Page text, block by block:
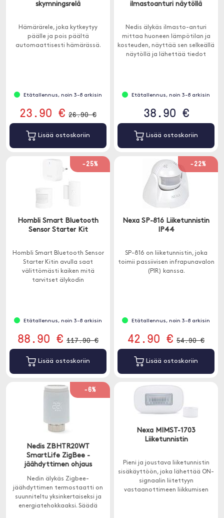
skymningsrelä
Hämärärele, joka kytkeytyy
päälle ja pois päältä
automaattisesti hämärässä.
Etätallennus, noin 3-8 arkisin
23.90 € 26.90 €
Lisää ostoskoriin
ilmastoanturi näytöllä
Nedis älykäs ilmasto-anturi
mittaa huoneen lämpötilan ja
kosteuden, näyttää sen selkeällä
näytöllä ja lähettää tiedot
Etätallennus, noin 3-8 arkisin
38.90 €
Lisää ostoskoriin
-25%
Hombli Smart Bluetooth
Sensor Starter Kit
Hombli Smart Bluetooth Sensor
Starter Kitin avulla saat
välittömästi kaiken mitä
tarvitset älykodin
Etätallennus, noin 3-8 arkisin
88.90 € 117.90 €
Lisää ostoskoriin
-22%
Nexa SP-816 Liiketunnistin
IP44
SP-816 on liiketunnistin, joka
toimii passiivisen infrapunavalon
(PIR) kanssa.
Etätallennus, noin 3-8 arkisin
42.90 € 54.90 €
Lisää ostoskoriin
-6%
Nedis ZBHTR20WT
SmartLife ZigBee -
jäähdyttimen ohjaus
Nedin älykäs Zigbee-
jäähdyttimen termostaatti on
suunniteltu yksinkertaiseksi ja
energiatehokkaaksi. Säädä
Nexa MIMST-1703
Liiketunnistin
Pieni ja joustava liiketunnistin
sisäkäyttöön, joka lähettää ON-
signaalin liitettyyn
vastaanottimeen liikkumisen